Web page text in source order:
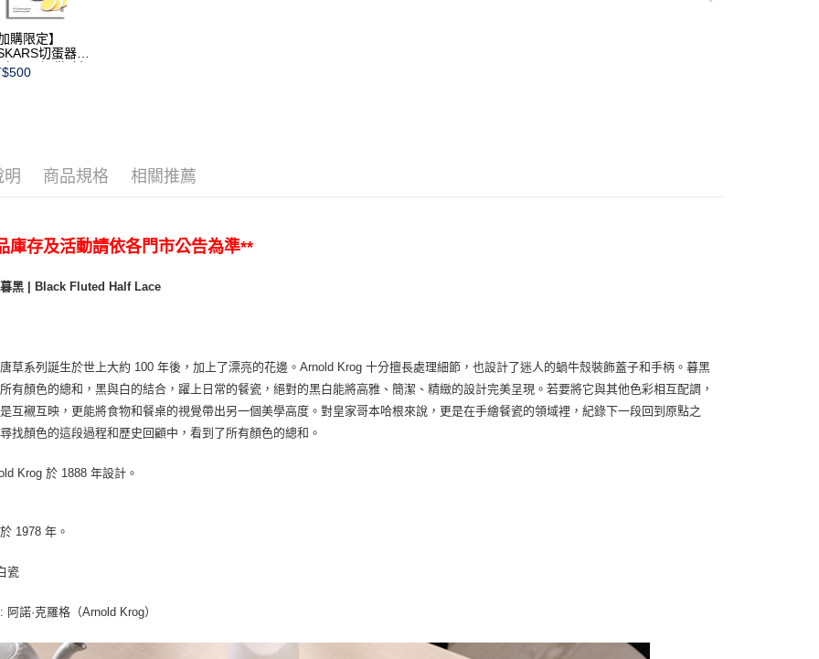
購限定】
切蛋器
品不提供破損
)
明 商品規格 相關推薦
庫存及活動請依各門市公告為準**
黑 | Black Fluted Half Lace
草系列誕生於世上大約 100 年後，加上了漂亮的花邊。Arnold Krog 十分擅長處理細節，也設計了迷人的蝸牛殼裝飾蓋子和手柄。暮黑
有顏色的總和，黑與白的結合，躍上日常的餐瓷，絕對的黑白能將高雅、簡潔、精緻的設計完美呈現。若要將它與其他色彩相互配調，
互襯互映，更能將食物和餐桌的視覺帶出另一個美學高度。對皇家哥本哈根來說，更是在手繪餐瓷的領域裡，紀錄下一段回到原點之
找顏色的這段過程和歷史回顧中，看到了所有顏色的總和。
Krog 於 1888 年設計。
1978 年。
瓷
: 阿諾·克羅格（Arnold Krog）